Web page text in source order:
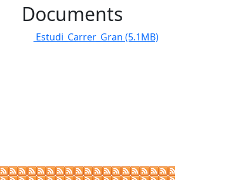
Documents
Estudi_Carrer_Gran (5.1MB)